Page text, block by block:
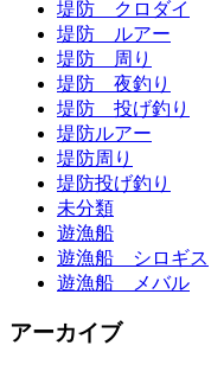
堤防 クロダイ
堤防 ルアー
堤防 周り
堤防 夜釣り
堤防 投げ釣り
堤防ルアー
堤防周り
堤防投げ釣り
未分類
遊漁船
遊漁船 シロギス
遊漁船 メバル
アーカイブ